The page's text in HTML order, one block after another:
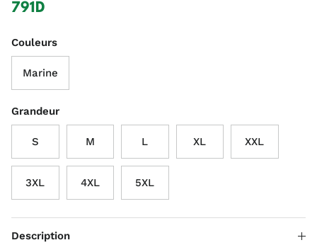
791D
Couleurs
Marine
Grandeur
S M L XL XXL
3XL 4XL 5XL
Description